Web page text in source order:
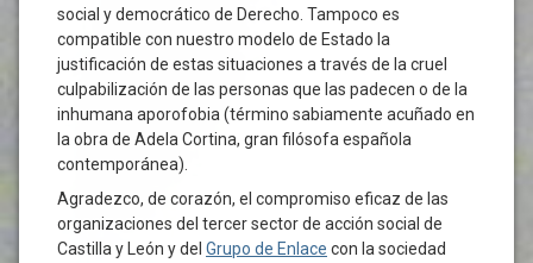
social y democrático de Derecho. Tampoco es
compatible con nuestro modelo de Estado la
justificación de estas situaciones a través de la cruel
culpabilización de las personas que las padecen o de la
inhumana aporofobia (término sabiamente acuñado en
la obra de Adela Cortina, gran filósofa española
contemporánea).
Agradezco, de corazón, el compromiso eficaz de las
organizaciones del tercer sector de acción social de
Castilla y León y del Grupo de Enlace con la sociedad